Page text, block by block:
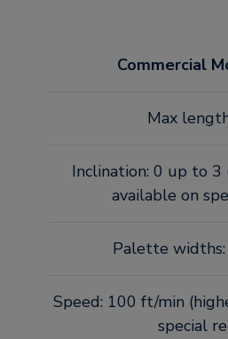
Commercial
Max
Inclination: 0 up to 3
available on
Palette widths:
Speed: 100 ft/min
special